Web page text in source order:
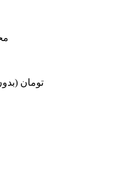
690,000 تومان